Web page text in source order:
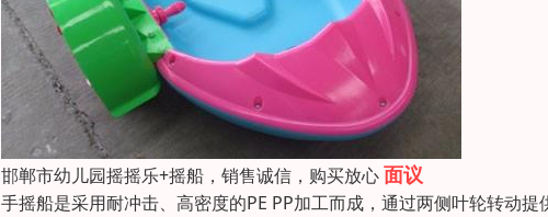
邯郸市幼儿园摇摇乐+摇船，销售诚信，购买放心面议
手摇船是采用耐冲击、高密度的PE PP加工而成，通过两侧叶轮转动